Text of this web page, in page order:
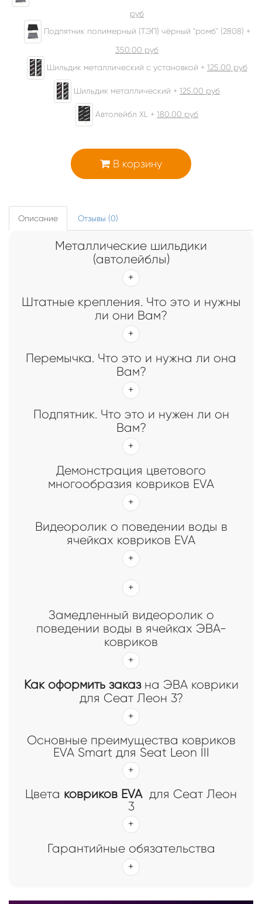
руб
Подпятник полимерный (ТЭП) чёрный "ромб" (2808) +
350.00 руб
Шильдик металлический с установкой + 125.00 руб
Шильдик металлический + 125.00 руб
Автолейбл XL + 180.00 руб
В корзину
Описание Отзывы (0)
Металлические шильдики
(автолейблы)
Штатные крепления. Что это и нужны
ли они Вам?
Перемычка. Что это и нужна ли она
Вам?
Подпятник. Что это и нужен ли он
Вам?
Демонстрация цветового
многообразия ковриков EVA
Видеоролик о поведении воды в
ячейках ковриков EVA
Замедленный видеоролик о
поведении воды в ячейках ЭВА-
ковриков
Как оформить заказна ЭВА коврики
для Сеат Леон 3?
Основные преимущества ковриков
EVA Smart для Seat Leon III
Цвета ковриков EVAдля Сеат Леон
3
Гарантийные обязательства